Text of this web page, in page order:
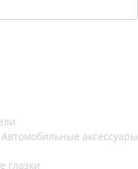
Автомобильные аксессуары
глазки